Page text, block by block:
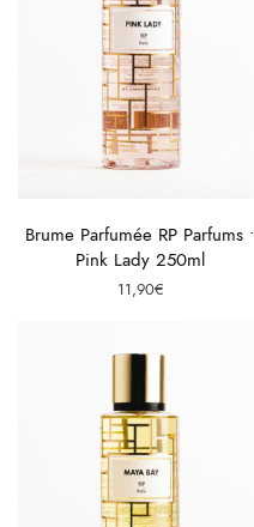
Ajouter au panier
Brume Parfumée RP Parfums •
Pink Lady 250ml
11,90€